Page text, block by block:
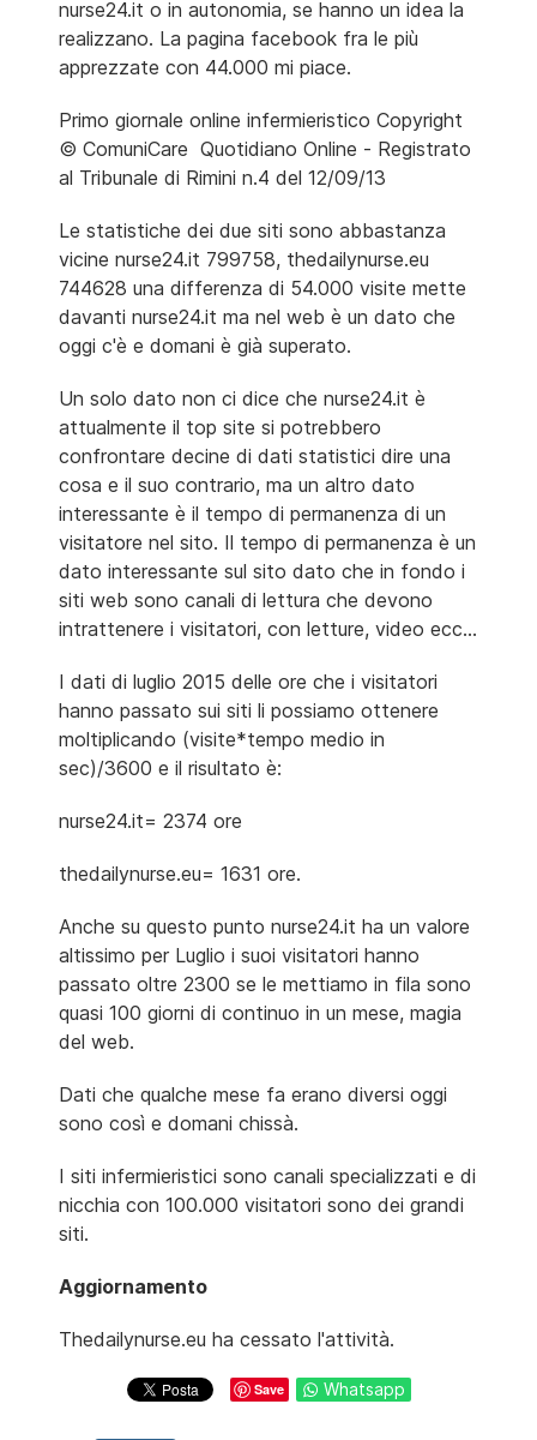
nurse24.it o in autonomia, se hanno un idea la
realizzano. La pagina facebook fra le più
apprezzate con 44.000 mi piace.
Primo giornale online infermieristico Copyright
© ComuniCare Quotidiano Online - Registrato
al Tribunale di Rimini n.4 del 12/09/13
Le statistiche dei due siti sono abbastanza
vicine nurse24.it 799758, thedailynurse.eu
744628 una differenza di 54.000 visite mette
davanti nurse24.it ma nel web è un dato che
oggi c'è e domani è già superato.
Un solo dato non ci dice che nurse24.it è
attualmente il top site si potrebbero
confrontare decine di dati statistici dire una
cosa e il suo contrario, ma un altro dato
interessante è il tempo di permanenza di un
visitatore nel sito. Il tempo di permanenza è un
dato interessante sul sito dato che in fondo i
siti web sono canali di lettura che devono
intrattenere i visitatori, con letture, video ecc...
I dati di luglio 2015 delle ore che i visitatori
hanno passato sui siti li possiamo ottenere
moltiplicando (visite*tempo medio in
sec)/3600 e il risultato è:
nurse24.it= 2374 ore
thedailynurse.eu= 1631 ore.
Anche su questo punto nurse24.it ha un valore
altissimo per Luglio i suoi visitatori hanno
passato oltre 2300 se le mettiamo in fila sono
quasi 100 giorni di continuo in un mese, magia
del web.
Dati che qualche mese fa erano diversi oggi
sono così e domani chissà.
I siti infermieristici sono canali specializzati e di
nicchia con 100.000 visitatori sono dei grandi
siti.
Aggiornamento
Thedailynurse.eu ha cessato l'attività.
Save Whatsapp